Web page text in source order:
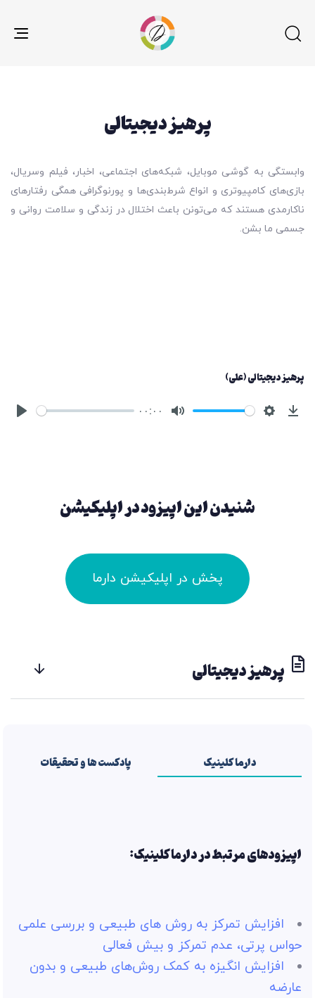
پرهیز دیجیتالی
وابستگی به گوشی موبایل، شبکه‌های اجتماعی، اخبار، فیلم وسریال،
بازی‌های کامپیوتری و انواع شرط‌بندی‌ها و پورنوگرافی همگی رفتارهای
ناکارمدی هستند که می‌تونن باعث اختلال در زندگی و سلامت روانی و
جسمی ما بشن.
پرهیز دیجیتالی (علی)
۰۰:۰۰
شنیدن این اپیزود در اپلیکیشن
پخش در اپلیکیشن دارما
پرهیز دیجیتالی
دارما کلینیک پادکست ها و تحقیقات
اپیزودهای مرتبط در دارما کلینیک:
افزایش تمرکز به روش های طبیعی و بررسی علمی
حواس پرتی، عدم تمرکز و بیش فعالی
افزایش انگیزه به کمک روش‌های طبیعی و بدون
عارضه